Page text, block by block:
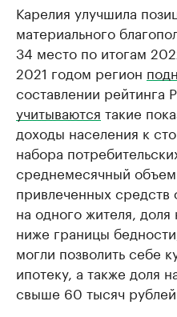
Карелия улучшила
материального
34 место по итогам
2021 годом регион
составлении рейтинга
учитываются такие
доходы населения к
набора
среднемесячный объем
привлеченных средств
на одного жителя,
ниже границы
могли позволить себе
ипотеку, а также доля
свыше 60 тысяч